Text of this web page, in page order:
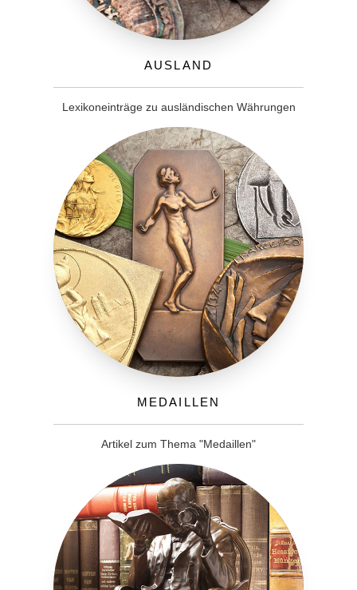
Ausland
Lexikoneinträge zu ausländischen Währungen
Medaillen
Artikel zum Thema "Medaillen"